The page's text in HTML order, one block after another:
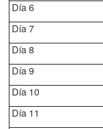
Día 6
Día 7
Día 8
Día 9
Día 10
Día 11